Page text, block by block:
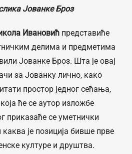
Јованке Броз
Ивановић представиће
делима и предметима
Јованке Броз. Шта је овај
за Јованку лично, како
простор једног сећања,
ће се аутор изложбе
приказаће се уметнички
је позиција бивше прве
културе и друштва.